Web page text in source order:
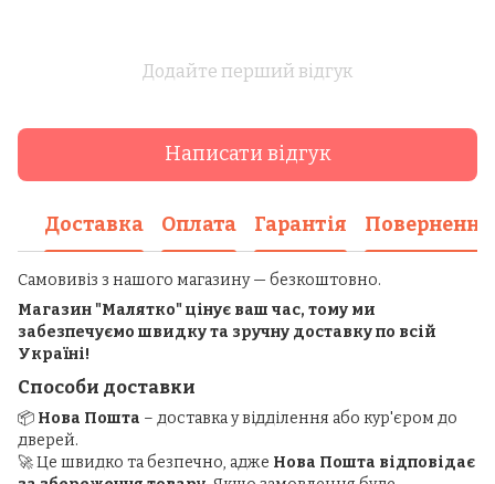
Додайте перший відгук
Написати відгук
Доставка Оплата Гарантія Повернення
Самовивіз з нашого магазину — безкоштовно.
Магазин "Малятко" цінує ваш час, тому ми
забезпечуємо швидку та зручну доставку по всій
Україні!
Способи доставки
📦 Нова Пошта – доставка у відділення або кур'єром до
дверей.
🚀 Це швидко та безпечно, адже Нова Пошта відповідає